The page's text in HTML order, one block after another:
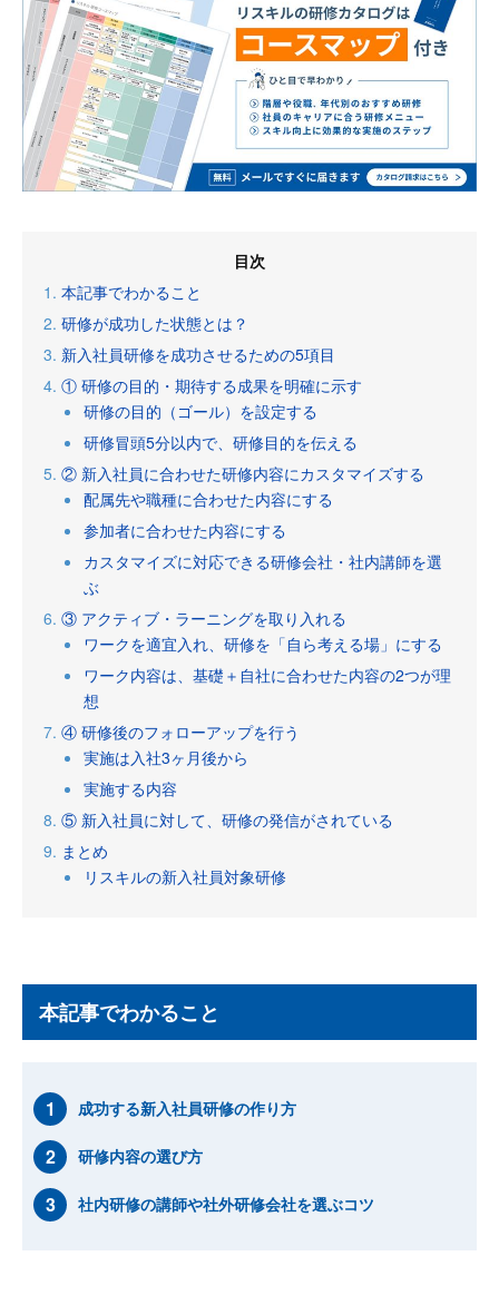
目次
本記事でわかること
研修が成功した状態とは？
新入社員研修を成功させるための5項目
① 研修の目的・期待する成果を明確に示す
研修の目的（ゴール）を設定する
研修冒頭5分以内で、研修目的を伝える
② 新入社員に合わせた研修内容にカスタマイズする
配属先や職種に合わせた内容にする
参加者に合わせた内容にする
カスタマイズに対応できる研修会社・社内講師を選
ぶ
③ アクティブ・ラーニングを取り入れる
ワークを適宜入れ、研修を「自ら考える場」にする
ワーク内容は、基礎＋自社に合わせた内容の2つが理
想
④ 研修後のフォローアップを行う
実施は入社3ヶ月後から
実施する内容
⑤ 新入社員に対して、研修の発信がされている
まとめ
リスキルの新入社員対象研修
本記事でわかること
成功する新入社員研修の作り方
研修内容の選び方
社内研修の講師や社外研修会社を選ぶコツ